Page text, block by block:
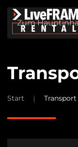
Zum
Start Transport